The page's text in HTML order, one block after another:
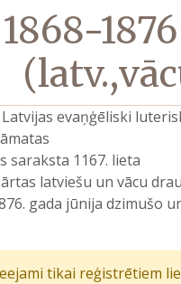
1868-
evaņģēliski
saraksta 1167. lieta
latviešu un vācu
gada jūnija dzimušo
tikai reģistrētiem